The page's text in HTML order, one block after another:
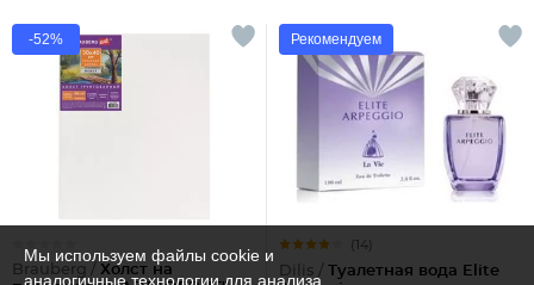
-52%
Brauberg / Холст на
Рекомендуем
(14)
Dilis / Туалетная вода Elite
Мы используем файлы cookie и
аналогичные технологии для анализа